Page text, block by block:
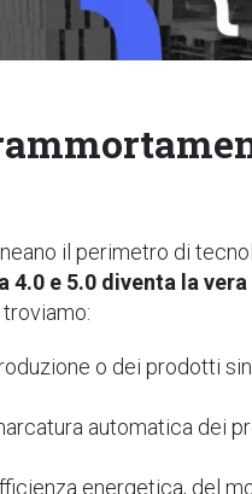
il perimetro di
4.0 e 5.0 diventa la
o dei prodotti
automatica dei
energetica, del